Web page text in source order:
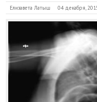
Елизавета Латыш 04 декабря,